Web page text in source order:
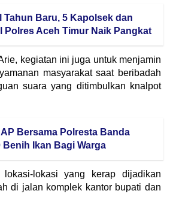
Tahun Baru, 5 Kapolsek dan
Polres Aceh Timur Naik Pangkat
kegiatan ini juga untuk menjamin
masyarakat saat beribadah
suara yang ditimbulkan knalpot
Bersama Polresta Banda
Ikan Bagi Warga
lokasi-lokasi yang kerap dijadikan
di jalan komplek kantor bupati dan